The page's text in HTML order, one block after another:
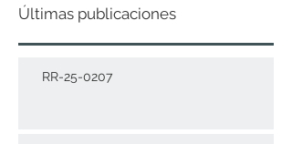
Últimas publicaciones
RR-25-0207